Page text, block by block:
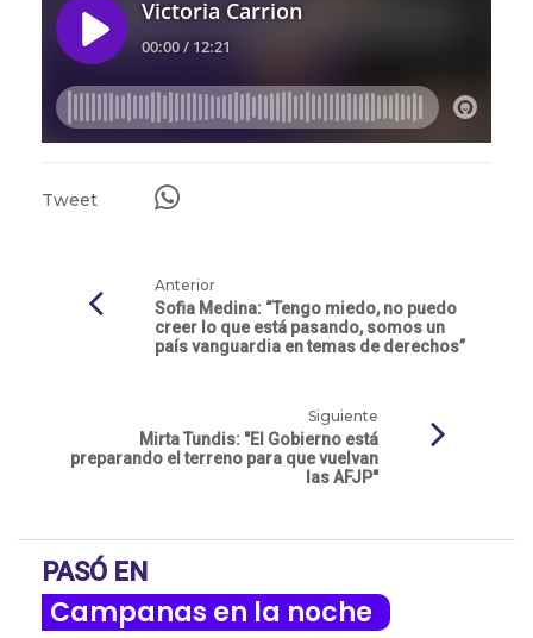
Tweet
Anterior
Sofia Medina: “Tengo miedo, no puedo
creer lo que está pasando, somos un
país vanguardia en temas de derechos”
Siguiente
Mirta Tundis: "El Gobierno está
preparando el terreno para que vuelvan
las AFJP"
PASÓ EN
Campanas en la noche